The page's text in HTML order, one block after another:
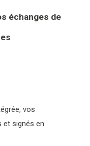
échanges de
vos
et signés en